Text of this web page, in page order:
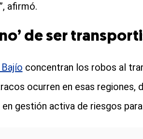
afirmó.
de ser
concentran los robos al
ocurren en esas regiones,
gestión activa de riesgos